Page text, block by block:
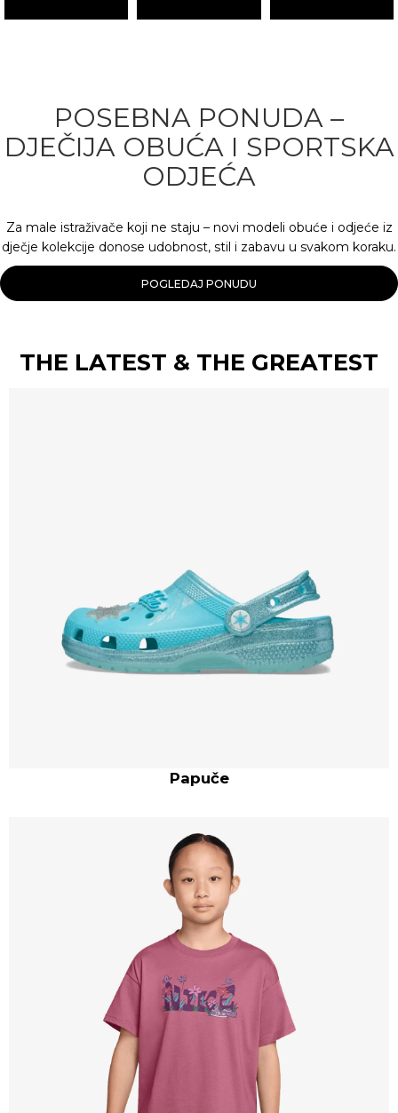
POSEBNA PONUDA –
DJEČIJA OBUĆA I SPORTSKA
ODJEĆA
Za male istraživače koji ne staju – novi modeli obuće i odjeće iz
dječje kolekcije donose udobnost, stil i zabavu u svakom koraku.
POGLEDAJ PONUDU
THE LATEST & THE GREATEST
Papuče